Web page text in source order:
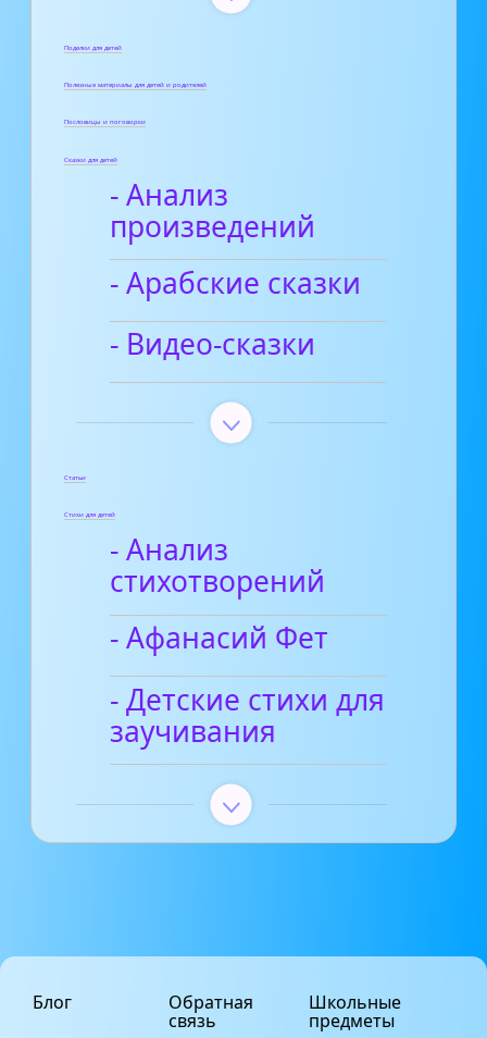
Поделки для детей
Полезные материалы для детей и родителей
Пословицы и поговорки
Сказки для детей
- Анализ
произведений
- Арабские сказки
- Видео-сказки
Статьи
Стихи для детей
- Анализ
стихотворений
- Афанасий Фет
- Детские стихи для
заучивания
Блог Обратная
связь
Школьные
предметы